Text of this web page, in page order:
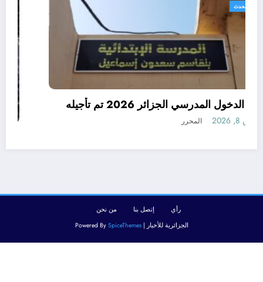
الجزائر الحدث
رسميا الدخول المدرسي الجزائر 2026 تم تأجيله
أغسطس 8, 2026
رأي إتصل بنا
من نحن
الجزائرية للأخبار | Powered BySpiceThemes